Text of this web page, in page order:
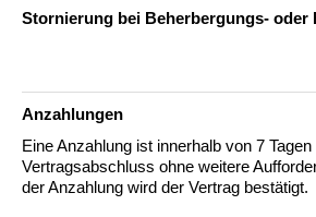
Stornierung bei Beherbergungs- oder
Anzahlungen
Eine Anzahlung ist innerhalb von 7
Vertragsabschluss ohne weitere
der Anzahlung wird der Vertrag bestätigt.